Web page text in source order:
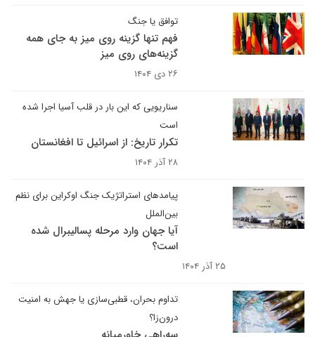
توافق یا جنگ
فهم تنها گزینه روی میز به جای همه
گزینه‌های روی میز
۲۶ دی ۱۴۰۴
سناریویی که این بار در قلب آسیا اجرا شده
است
تکرار تاریخ: از اسرائیل تا افغانستان
۲۸ آذر ۱۴۰۴
پیامدهای استراتژیک جنگ اوکراین برای نظم
بین‌الملل
آیا جهان وارد مرحله پسالیبرال شده
است؟
۲۵ آذر ۱۴۰۴
تداوم بحران، قطبی‌سازی یا جهش به امنیت
درون‌زا؟